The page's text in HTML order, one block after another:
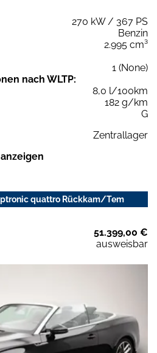
270 kW / 367 PS
Benzin
2.995 cm³
1 (None)
nach WLTP:
8,0 l/100km
182 g/km
G
Zentrallager
quattro Rückkam/Tem
51.399,00 €
ausweisbar